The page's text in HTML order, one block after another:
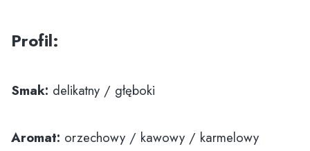
Profil:
Smak: delikatny / głęboki
Aromat: orzechowy / kawowy / karmelowy